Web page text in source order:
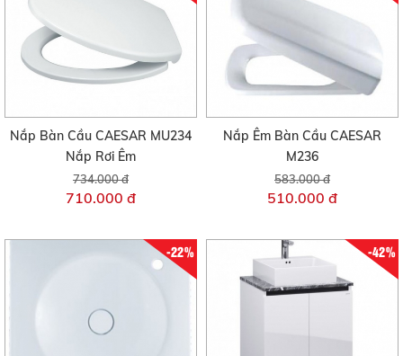
Nắp Bàn Cầu CAESAR MU234
Nắp Rơi Êm
734.000 đ
710.000 đ
Nắp Êm Bàn Cầu CAESAR
M236
583.000 đ
510.000 đ
-22% -42%